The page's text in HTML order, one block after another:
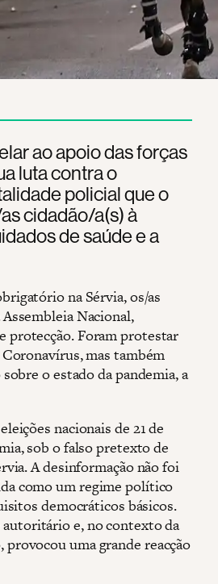
ao apoio das forças
luta contra o
policial que o
cidadão/a(s) à
de saúde e a
na Sérvia, os/as
Nacional,
protecção. Foram protestar
mas também
o estado da pandemia, a
nacionais de 21 de
sob o falso pretexto de
A desinformação não foi
como um regime político
democráticos básicos.
e, no contexto da
uma grande reacção